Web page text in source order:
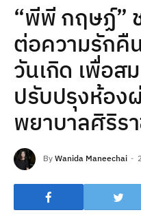
“พีพี กฤษฏ์”
ต่อความรักคื
วันเกิด เพื่อส
ปรับปรุงห้อง
พยาบาลศิริร
ByWanida Maneechai